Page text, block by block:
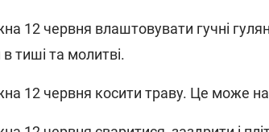
12 червня влаштовувати гучні
тиші та молитві.
12 червня косити траву. Це може